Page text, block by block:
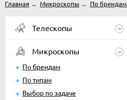
Главная → Микроскопы → По брендам
Телескопы
Микроскопы
По брендам
По типам
Выбор по задаче